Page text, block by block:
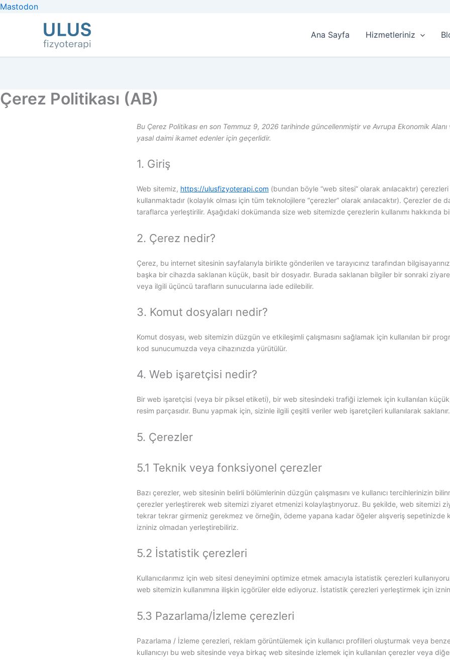
Mastodonİçeriğe
Ana Sayfa
Hizmetleriniz
Çerez Politikası (AB)
Bu Çerez Politikası en son Temmuz 9, 2026 tarihinde güncellenmiştir ve Avrupa Ekonomik
yasal daimi ikamet edenler için geçerlidir.
1. Giriş
Web sitemiz, https://ulusfizyoterapi.com (bundan böyle “web sitesi” olarak anılacaktır)
kullanmaktadır (kolaylık olması için tüm teknolojilere “çerezler” olarak anılacaktır). Çerezler de
taraflarca yerleştirilir. Aşağıdaki dokümanda size web sitemizde çerezlerin kullanımı hakkında
2. Çerez nedir?
Çerez, bu internet sitesinin sayfalarıyla birlikte gönderilen ve tarayıcınız tarafından
başka bir cihazda saklanan küçük, basit bir dosyadır. Burada saklanan bilgiler bir sonraki ziyaret
veya ilgili üçüncü tarafların sunucularına iade edilebilir.
3. Komut dosyaları nedir?
Komut dosyası, web sitemizin düzgün ve etkileşimli çalışmasını sağlamak için kullanılan bir
kod sunucumuzda veya cihazınızda yürütülür.
4. Web işaretçisi nedir?
Bir web işaretçisi (veya bir piksel etiketi), bir web sitesindeki trafiği izlemek için kullanılan
resim parçasıdır. Bunu yapmak için, sizinle ilgili çeşitli veriler web işaretçileri kullanılarak saklanır.
5. Çerezler
5.1 Teknik veya fonksiyonel çerezler
Bazı çerezler, web sitesinin belirli bölümlerinin düzgün çalışmasını ve kullanıcı tercihlerinizin
çerezler yerleştirerek web sitemizi ziyaret etmenizi kolaylaştırıyoruz. Bu şekilde, web sitemizi
tekrar tekrar girmeniz gerekmez ve örneğin, ödeme yapana kadar öğeler alışveriş sepetinizde
izniniz olmadan yerleştirebiliriz.
5.2 İstatistik çerezleri
Kullanıcılarımız için web sitesi deneyimini optimize etmek amacıyla istatistik çerezleri
web sitemizin kullanımına ilişkin içgörüler elde ediyoruz. İstatistik çerezleri yerleştirmek için
5.3 Pazarlama/İzleme çerezleri
Pazarlama / İzleme çerezleri, reklam görüntülemek için kullanıcı profilleri oluşturmak veya
kullanıcıyı bu web sitesinde veya birkaç web sitesinde izlemek için kullanılan çerezler veya